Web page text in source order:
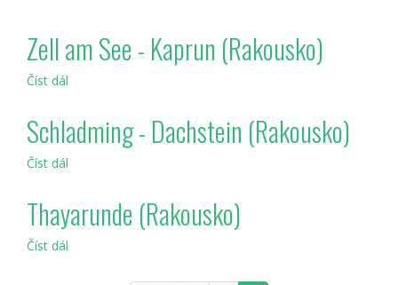
Zell am See - Kaprun (Rakousko)
Číst dál
-
Schladming - Dachstein (Rakousko)
Číst dál
(Rakousko)
Thayarunde (Rakousko)
Číst dál